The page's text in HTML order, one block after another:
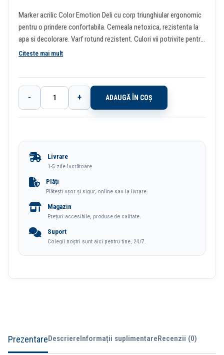
Marker acrilic Color Emotion Deli cu corp triunghiular ergonomic
pentru o prindere confortabila. Cerneala netoxica, rezistenta la
apa si decolorare. Varf rotund rezistent. Culori vii potrivite pentru
diverse suprafete – piatra, lemn, sticla, material textil si multe
Citeste mai mult
Cantitate
Marker
Muschi
Color
Emotion
Deli
- + ADAUGĂ ÎN COȘ
Livrare
1-5 zile lucrătoare
Plăți
Plătești ușor și sigur, online sau la livrare.
Magazin
Prețuri accesibile, produse de calitate.
Suport
Colegii noștri sunt aici pentru tine, 24/7.
PrezentareDescriereInformații suplimentareRecenzii (0)